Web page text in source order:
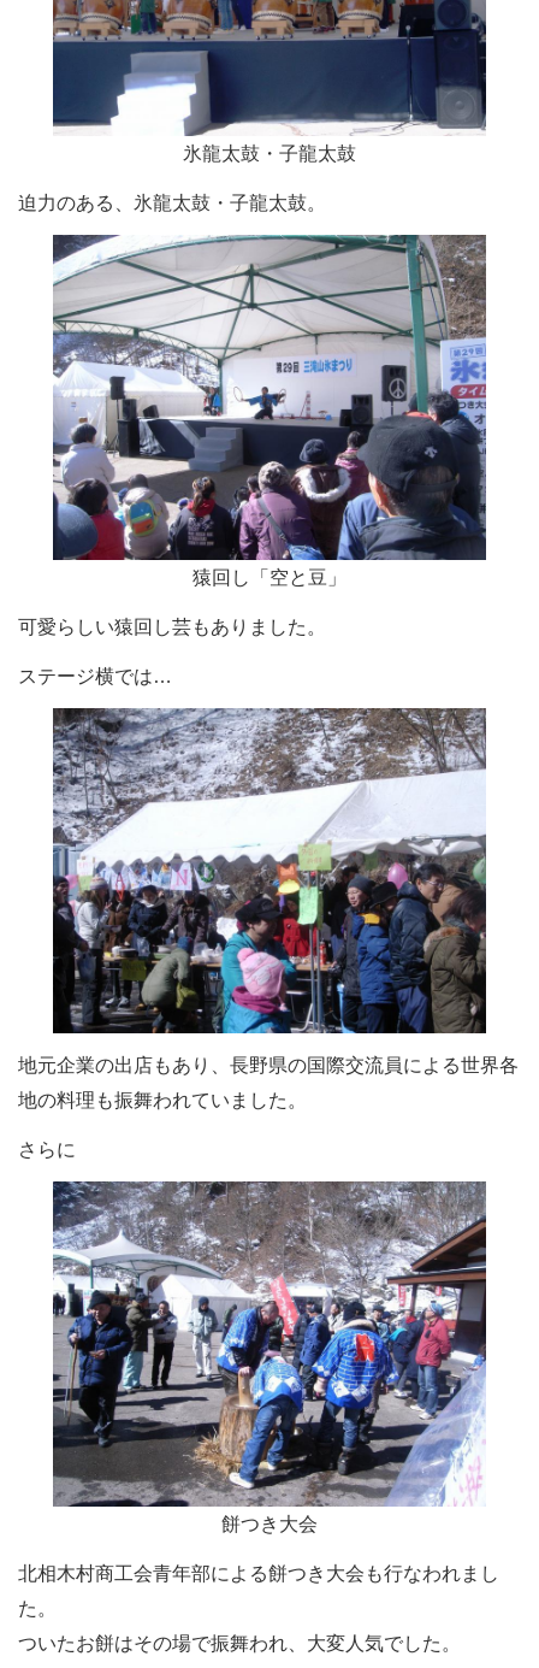
氷龍太鼓・子龍太鼓
迫力のある、氷龍太鼓・子龍太鼓。
猿回し「空と豆」
可愛らしい猿回し芸もありました。
ステージ横では…
地元企業の出店もあり、長野県の国際交流員による世界各
地の料理も振舞われていました。
さらに
餅つき大会
北相木村商工会青年部による餅つき大会も行なわれまし
た。
ついたお餅はその場で振舞われ、大変人気でした。